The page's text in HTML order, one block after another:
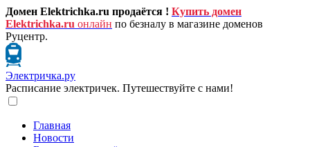
Домен Elektrichka.ru продаётся ! Купить домен
Elektrichka.ru онлайн по безналу в магазине доменов
Руцентр.
Электричка.ру
Расписание электричек. Путешествуйте с нами!
Главная
Новости